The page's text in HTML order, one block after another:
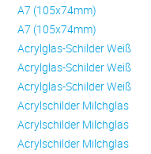
A7 (105x74mm)
A7 (105x74mm)
Acrylglas-Schilder Weiß
Acrylglas-Schilder Weiß
Acrylglas-Schilder Weiß
Acrylschilder Milchglas
Acrylschilder Milchglas
Acrylschilder Milchglas